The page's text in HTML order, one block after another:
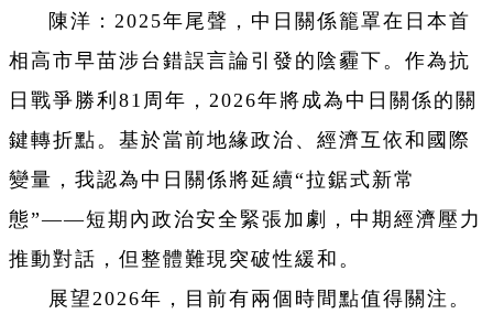
陳洋：2025年尾聲，中日關係籠罩在日本首
相高市早苗涉台錯誤言論引發的陰霾下。作為抗
日戰爭勝利81周年，2026年將成為中日關係的關
鍵轉折點。基於當前地緣政治、經濟互依和國際
變量，我認為中日關係將延續“拉鋸式新常
態”——短期內政治安全緊張加劇，中期經濟壓力
推動對話，但整體難現突破性緩和。
展望2026年，目前有兩個時間點值得關注。